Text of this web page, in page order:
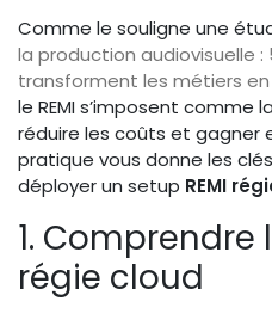
Comme le souligne une
la production audiovisuelle
transforment les métiers en
le REMI s’imposent
réduire les coûts et gagner
pratique vous donne les
déployer un setup REMI
1. Comprendre
régie cloud